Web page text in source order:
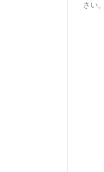
さい。